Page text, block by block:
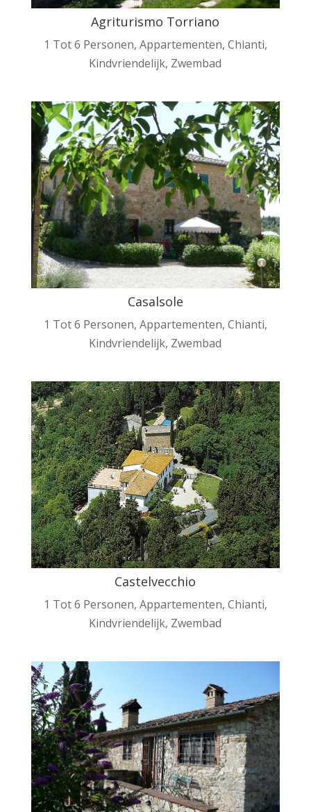
Agriturismo Torriano
1 Tot 6 Personen, Appartementen, Chianti,
Kindvriendelijk, Zwembad
Casalsole
1 Tot 6 Personen, Appartementen, Chianti,
Kindvriendelijk, Zwembad
Castelvecchio
1 Tot 6 Personen, Appartementen, Chianti,
Kindvriendelijk, Zwembad